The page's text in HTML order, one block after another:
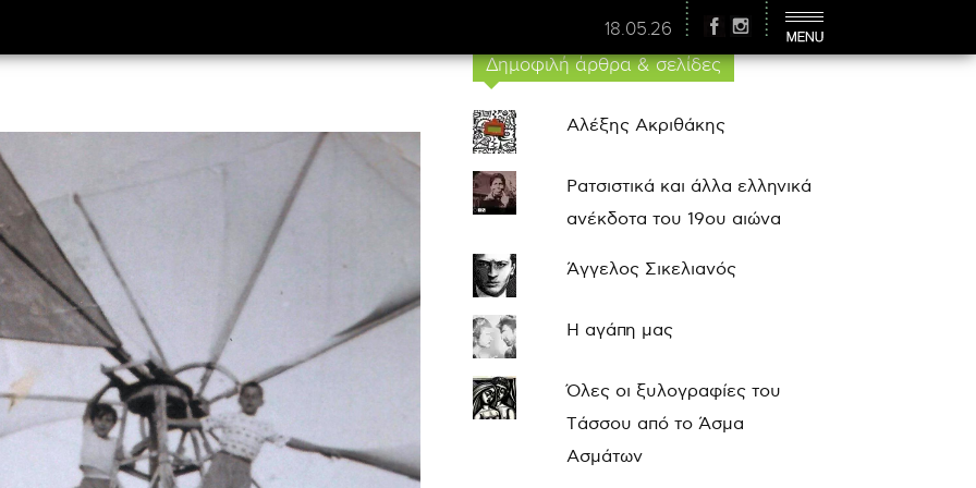
18.05.26
Δημοφιλή άρθρα & σελίδες
Αλέξης Ακριθάκης
Ρατσιστικά και άλλα ελληνικά
ανέκδοτα του 19ου αιώνα
Άγγελος Σικελιανός
Η αγάπη μας
Όλες οι ξυλογραφίες του
Τάσσου από το Άσμα
Ασμάτων